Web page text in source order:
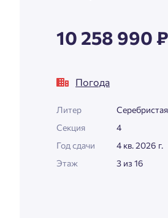
10 258 990 ₽
Погода
Литер
Секция
4
Год сдачи
4 кв. 2026 г.
Этаж
3 из 16